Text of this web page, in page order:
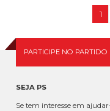
1
PARTICIPE NO PARTIDO
SEJA PS
Se tem interesse em